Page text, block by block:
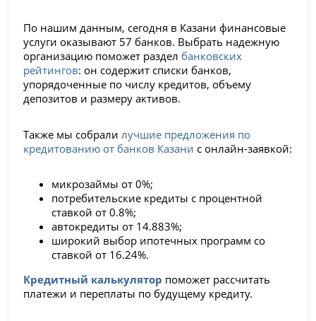
По нашим данным, сегодня в Казани финансовые
услуги оказывают 57 банков. Выбрать надежную
организацию поможет раздел банковских
рейтингов: он содержит списки банков,
упорядоченные по числу кредитов, объему
депозитов и размеру активов.
Также мы собрали лучшие предложения по
кредитованию от банков Казани с онлайн-заявкой:
микрозаймы от 0%;
потребительские кредиты с процентной
ставкой от 0.8%;
автокредиты от 14.883%;
широкий выбор ипотечных программ со
ставкой от 16.24%.
Кредитный калькулятор поможет рассчитать
платежи и переплаты по будущему кредиту.